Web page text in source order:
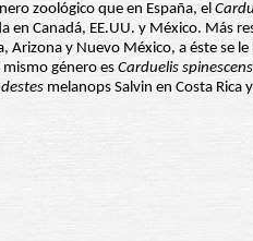
zoológico que en España, el
en Canadá, EE.UU. y México. Más
Arizona y Nuevo México, a éste se le
género es Carduelis spinescens
melanops Salvin en Costa Rica